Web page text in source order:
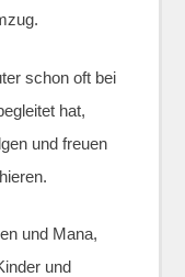
schon oft bei
hat,
und freuen
und Mana,
und